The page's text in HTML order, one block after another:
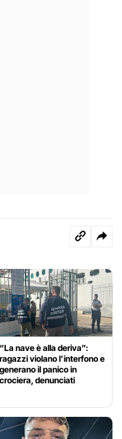
“La nave è alla deriva”:
ragazzi violano l’interfono e
generano il panico in
crociera, denunciati